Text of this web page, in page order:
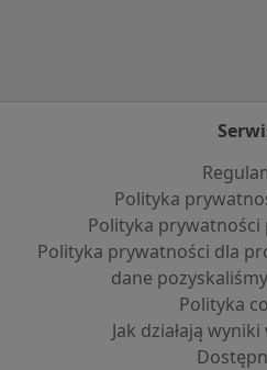
Polityka
Polityka
Polityka prywatności dla
dane
Polityka
Jak działają